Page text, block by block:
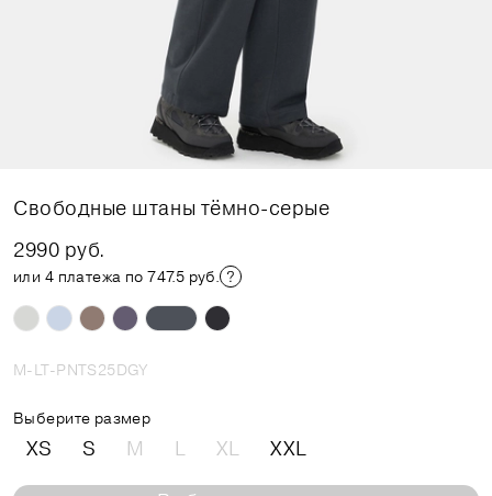
Свободные штаны тёмно-серые
2990 руб.
или 4 платежа по 747.5 руб.
M-LT-PNTS25DGY
Выберите размер
XS S M L XL XXL